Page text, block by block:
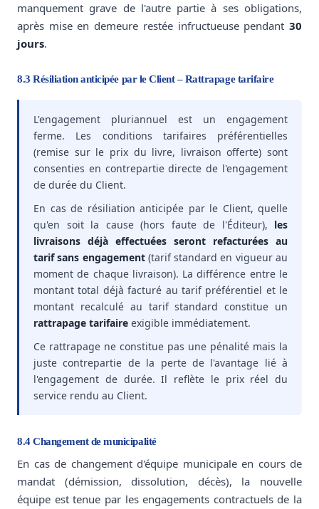
manquement grave de l'autre partie à ses obligations,
après mise en demeure restée infructueuse pendant 30
jours.
8.3 Résiliation anticipée par le Client – Rattrapage tarifaire
L'engagement pluriannuel est un engagement
ferme. Les conditions tarifaires préférentielles
(remise sur le prix du livre, livraison offerte) sont
consenties en contrepartie directe de l'engagement
de durée du Client.
En cas de résiliation anticipée par le Client, quelle
qu'en soit la cause (hors faute de l'Éditeur), les
livraisons déjà effectuées seront refacturées au
tarif sans engagement(tarif standard en vigueur au
moment de chaque livraison). La différence entre le
montant total déjà facturé au tarif préférentiel et le
montant recalculé au tarif standard constitue un
rattrapage tarifaire exigible immédiatement.
Ce rattrapage ne constitue pas une pénalité mais la
juste contrepartie de la perte de l'avantage lié à
l'engagement de durée. Il reflète le prix réel du
service rendu au Client.
8.4 Changement de municipalité
En cas de changement d'équipe municipale en cours de
mandat (démission, dissolution, décès), la nouvelle
équipe est tenue par les engagements contractuels de la